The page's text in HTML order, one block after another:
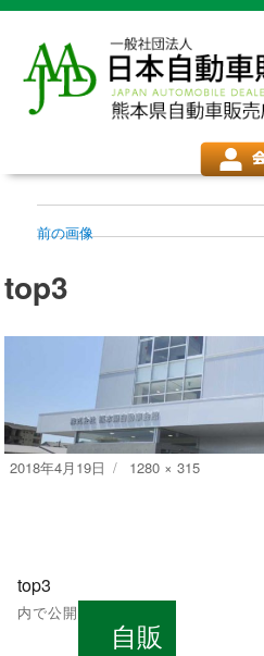
前の画像
top3
投
2018年4月19日
フ
1280 × 315
稿
top3
内で公開
自販